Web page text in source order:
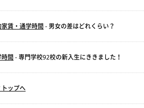
賃・通学時間 - 男女の差はどれくらい？
間 - 専門学校92校の新入生にききました！
ップへ